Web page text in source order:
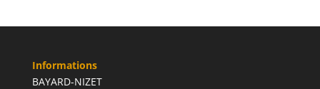
Informations
BAYARD-NIZET